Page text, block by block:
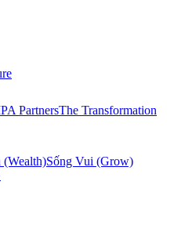
PartnersThe Transformation
(Wealth)Sống Vui (Grow)